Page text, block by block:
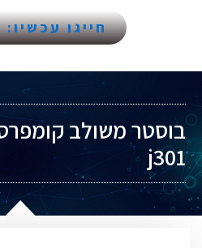
חייגו עכשיו: 072-397-0990
j301